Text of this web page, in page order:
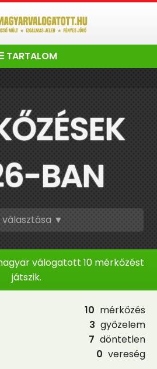
TARTALOM
BAN
választása ▼
válogatott 10 mérkőzést
játszik.
10 mérkőzés
3 győzelem
7 döntetlen
0 vereség